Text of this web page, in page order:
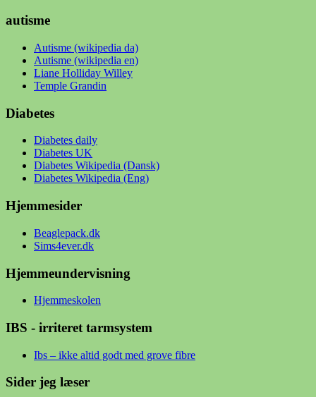
autisme
Autisme (wikipedia da)
Autisme (wikipedia en)
Liane Holliday Willey
Temple Grandin
Diabetes
Diabetes daily
Diabetes UK
Diabetes Wikipedia (Dansk)
Diabetes Wikipedia (Eng)
Hjemmesider
Beaglepack.dk
Sims4ever.dk
Hjemmeundervisning
Hjemmeskolen
IBS - irriteret tarmsystem
Ibs – ikke altid godt med grove fibre
Sider jeg læser